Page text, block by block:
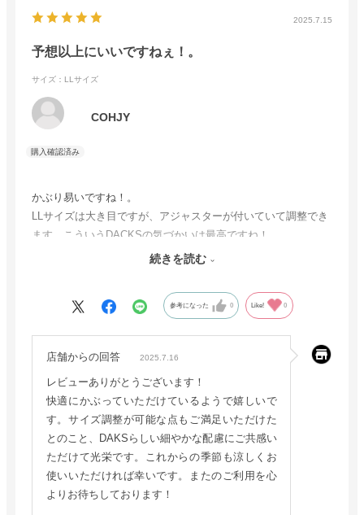
2025.7.15
予想以上にいいですねぇ！。
サイズ：LLサイズ
COHJY
かぶり易いですね！。
LLサイズは大き目ですが、アジャスターが付いていて調整でき
ます。こういうDACKSの気づかいは最高ですね！
続きを読む
参考になった 0 Like! 0
店舗からの回答 2025.7.16
レビューありがとうございます！
快適にかぶっていただけているようで嬉しいで
す。サイズ調整が可能な点もご満足いただけた
とのこと、DAKSらしい細やかな配慮にご共感い
ただけて光栄です。これからの季節も涼しくお
使いいただければ幸いです。またのご利用を心
よりお待ちしております！